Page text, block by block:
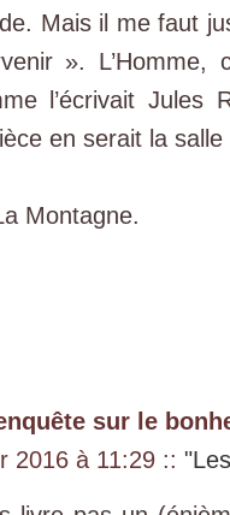
Mais il me faut
». L’Homme,
l’écrivait Jules
en serait la salle
Montagne.
sur le
2016 à 11:29 ::